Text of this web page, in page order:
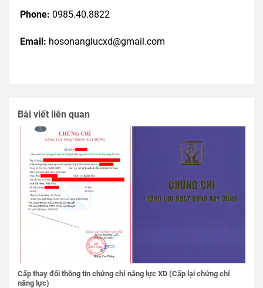
Phone: 0985.40.8822
Email: hosonanglucxd@gmail.com
Bài viết liên quan
Cấp thay đổi thông tin chứng chỉ năng lực XD (Cấp lại chứng chỉ
năng lực)